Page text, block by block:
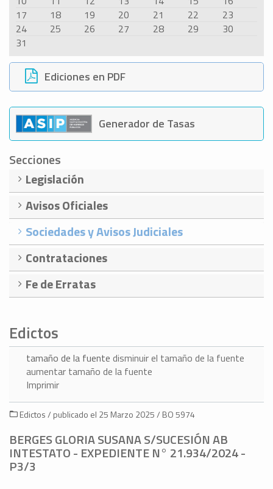
17
18 19 20 21 22
23
24
25 26 27 28 29
30
31
Ediciones en PDF
Generador de Tasas
Secciones
Legislación
Avisos Oficiales
Sociedades y Avisos Judiciales
Contrataciones
Fe de Erratas
Edictos
tamaño de la fuente disminuir el tamaño de la fuente
aumentar tamaño de la fuente
Imprimir
Edictos / publicado el 25 Marzo 2025 / BO 5974
BERGES GLORIA SUSANA S/SUCESIÓN AB
INTESTATO - EXPEDIENTE N° 21.934/2024 -
P3/3